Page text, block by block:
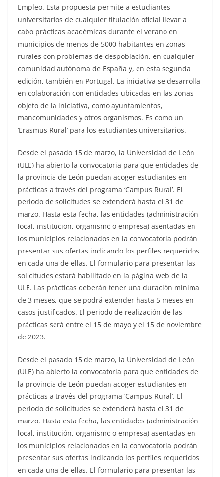
Empleo. Esta propuesta permite a estudiantes
universitarios de cualquier titulación oficial llevar a
cabo prácticas académicas durante el verano en
municipios de menos de 5000 habitantes en zonas
rurales con problemas de despoblación, en cualquier
comunidad autónoma de España y, en esta segunda
edición, también en Portugal. La iniciativa se desarrolla
en colaboración con entidades ubicadas en las zonas
objeto de la iniciativa, como ayuntamientos,
mancomunidades y otros organismos. Es como un
‘Erasmus Rural’ para los estudiantes universitarios.
Desde el pasado 15 de marzo, la Universidad de León
(ULE) ha abierto la convocatoria para que entidades de
la provincia de León puedan acoger estudiantes en
prácticas a través del programa ‘Campus Rural’. El
periodo de solicitudes se extenderá hasta el 31 de
marzo. Hasta esta fecha, las entidades (administración
local, institución, organismo o empresa) asentadas en
los municipios relacionados en la convocatoria podrán
presentar sus ofertas indicando los perfiles requeridos
en cada una de ellas. El formulario para presentar las
solicitudes estará habilitado en la página web de la
ULE. Las prácticas deberán tener una duración mínima
de 3 meses, que se podrá extender hasta 5 meses en
casos justificados. El periodo de realización de las
prácticas será entre el 15 de mayo y el 15 de noviembre
de 2023.
Desde el pasado 15 de marzo, la Universidad de León
(ULE) ha abierto la convocatoria para que entidades de
la provincia de León puedan acoger estudiantes en
prácticas a través del programa ‘Campus Rural’. El
periodo de solicitudes se extenderá hasta el 31 de
marzo. Hasta esta fecha, las entidades (administración
local, institución, organismo o empresa) asentadas en
los municipios relacionados en la convocatoria podrán
presentar sus ofertas indicando los perfiles requeridos
en cada una de ellas. El formulario para presentar las